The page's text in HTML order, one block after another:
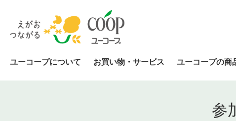
ユーコープについて お買い物・サービス ユーコープの商
参